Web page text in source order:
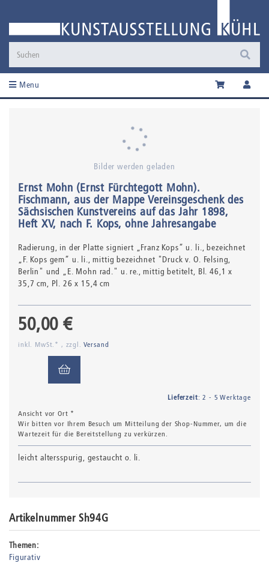
Menu
Bilder werden geladen
Ernst Mohn (Ernst Fürchtegott Mohn).
Fischmann, aus der Mappe Vereinsgeschenk des
Sächsischen Kunstvereins auf das Jahr 1898,
Heft XV, nach F. Kops, ohne Jahresangabe
Radierung, in der Platte signiert „Franz Kops“ u. li., bezeichnet
„F. Kops gem“ u. li., mittig bezeichnet "Druck v. O. Felsing,
Berlin" und „E. Mohn rad." u. re., mittig betitelt, Bl. 46,1 x
35,7 cm, Pl. 26 x 15,4 cm
50,00 €
inkl. MwSt.* , zzgl. Versand
Lieferzeit: 2 - 5 Werktage
Ansicht vor Ort *
Wir bitten vor Ihrem Besuch um Mitteilung der Shop-Nummer, um die
Wartezeit für die Bereitstellung zu verkürzen.
leicht altersspurig, gestaucht o. li.
Artikelnummer Sh94G
Themen:
Figurativ